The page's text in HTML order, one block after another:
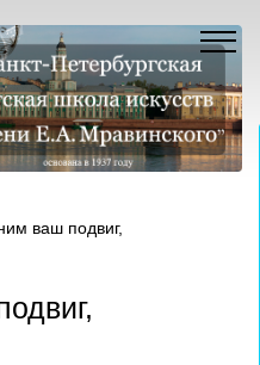
шрифта: A A
ваш подвиг,